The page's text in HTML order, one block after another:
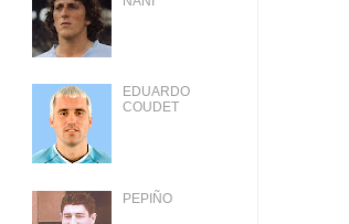
EDUARDO
COUDET
PEPIÑO